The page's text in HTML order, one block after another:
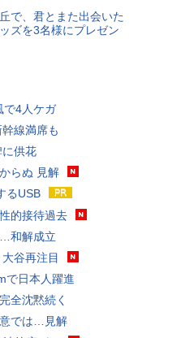
で、君とまた出会いた
ズを3名様にプレゼン
で4人ケガ
線満席も
供花
らぬ 見解
るUSB
的接待過去
和解成立
谷再注目
で日本人躍進
全沈黙続く
では…見解